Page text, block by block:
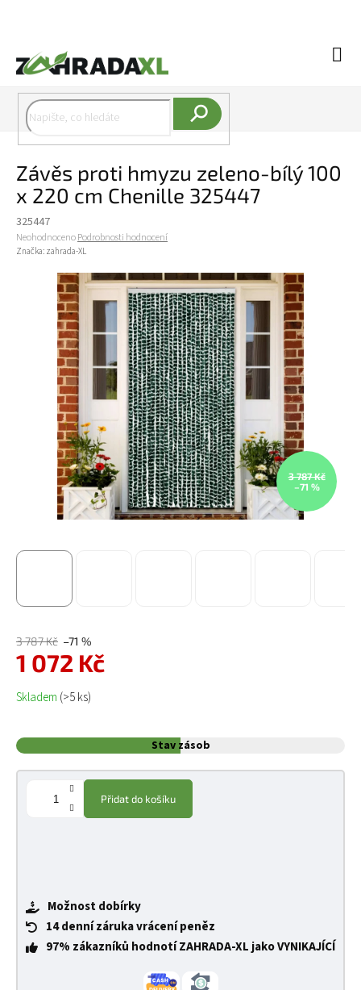
Závěs proti hmyzu zeleno-bílý 100
x 220 cm Chenille 325447
325447
Průměrné hodnocení produktu je 0,0 z 5 hvězdiček.
NeohodnocenoPodrobnosti hodnocení
Značka: zahrada-XL
3 787 Kč
–71 %
3 787 Kč –71 %
1 072 Kč
Měrná cena:
Skladem (>5 ks)
Stav zásob
Přidat do košíku
Možnost dobírky
14 denní záruka vrácení peněz
97% zákazníků hodnotí ZAHRADA-XL jako VYNIKAJÍCÍ